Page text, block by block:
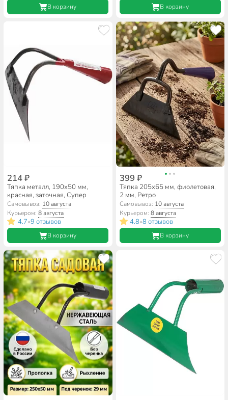
В корзину В корзину
214 ₽
Тяпка металл, 190х50 мм,
красная, заточная, Супер
Самовывоз: 10 августа
Курьером:8 августа
4.7•9 отзывов
В корзину
399 ₽
Тяпка 205х65 мм, фиолетовая,
2 мм, Ретро
Самовывоз: 10 августа
Курьером: 8 августа
4.8•8 отзывов
В корзину